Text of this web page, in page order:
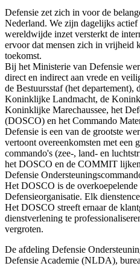
Defensie zet zich in voor de
Nederland. We zijn dagelijks
wereldwijde inzet versterkt de
ervoor dat mensen zich in vrijheid
toekomst.
Bij het Ministerie van Defensie
direct en indirect aan vrede en
de Bestuursstaf (het
Koninklijke Landmacht, de
Koninklijke Marechaussee, het
(DOSCO) en het Commando
Defensie is een van de grootste
vertoont overeenkomsten met een
commando's (zee-, land- en
het DOSCO en de COMMIT
Defensie
Het DOSCO is de
Defensieorganisatie. Elk
Het DOSCO streeft ernaar de
dienstverlening te
vergroten.
De afdeling Defensie
Defensie Academie (NLDA),